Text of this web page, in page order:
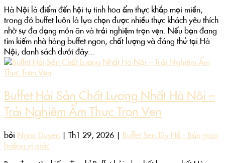
Hà Nội là điểm đến hội tụ tinh hoa ẩm thực khắp mọi miền,
trong đó buffet luôn là lựa chọn được nhiều thực khách yêu thích
nhờ sự đa dạng món ăn và trải nghiệm trọn vẹn. Nếu bạn đang
tìm kiếm nhà hàng buffet ngon, chất lượng và đáng thử tại Hà
Nội, danh sách dưới đây...
Buffet Hải Sản Chất Lượng Nhất Hà Nội –
Trải Nghiệm Ẩm Thực Trọn Vẹn
bởi Ngoc Duyen | Th1 29, 2026 | Buffet Sen Tây Hồ - Bản giao
hưởng vị giác